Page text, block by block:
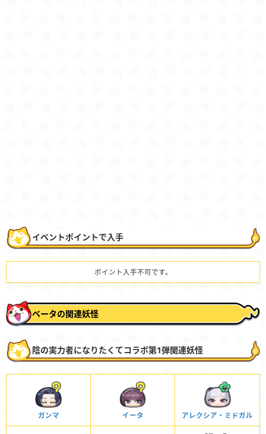
イベントポイントで入手
ポイント入手不可です。
ベータの関連妖怪
陰の実力者になりたくてコラボ第1弾関連妖怪
ガンマ イータ アレクシア・ミドガル